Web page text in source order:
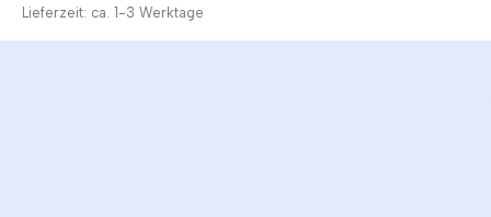
Lieferzeit: ca. 1-3 Werktage